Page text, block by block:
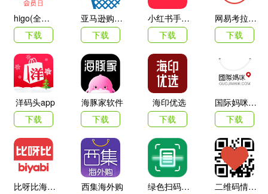
耳鼠变声器手机版特色
优化的界面设计
保存于应用，随时可编辑
多种音效带来更多乐趣
多种音效可选
多种分享途径可选
higo(全球购)
下载
亚马逊购物app
下载
小红书手机客户端
下载
网易考拉海购
下载
洋码头app
下载
海豚家软件
下载
海印优选
下载
国际妈咪海外商城
下载
比呀比海外购手机版
西集海外购
绿色扫码软件
二维码情书生成器客户端(love letter qrcode)